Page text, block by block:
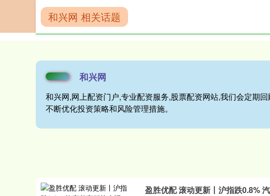
和兴网
和兴网,网上配资门户,专业配资服务,股票配资网站,我们会定期
不断优化投资策略和风险管理措施。
和兴网 相关话题
盈胜优配 滚动更新丨沪指跌0.8%